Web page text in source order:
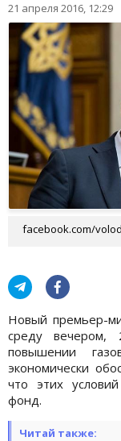
21 апреля 2016, 12:29
facebook.com/
Новый премьер-
среду вечером,
повышении
экономически
что этих
фонд.
Читай также: